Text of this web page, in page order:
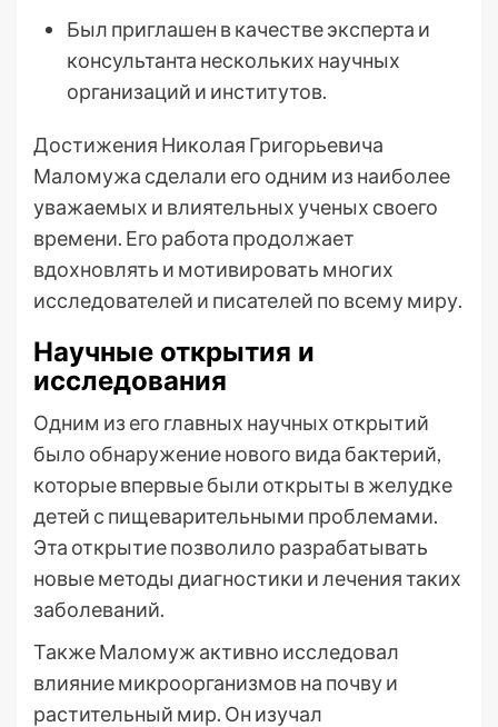
Был приглашен в качестве эксперта и
консультанта нескольких научных
организаций и институтов.
Достижения Николая Григорьевича
Маломужа сделали его одним из наиболее
уважаемых и влиятельных ученых своего
времени. Его работа продолжает
вдохновлять и мотивировать многих
исследователей и писателей по всему миру.
Научные открытия и
исследования
Одним из его главных научных открытий
было обнаружение нового вида бактерий,
которые впервые были открыты в желудке
детей с пищеварительными проблемами.
Эта открытие позволило разрабатывать
новые методы диагностики и лечения таких
заболеваний.
Также Маломуж активно исследовал
влияние микроорганизмов на почву и
растительный мир. Он изучал